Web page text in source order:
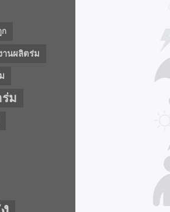
ก
านผลิตร่ม
ร่ม